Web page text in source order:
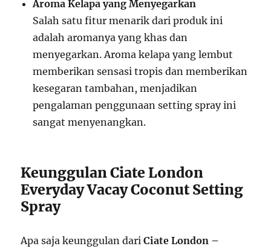
Aroma Kelapa yang Menyegarkan
Salah satu fitur menarik dari produk ini
adalah aromanya yang khas dan
menyegarkan. Aroma kelapa yang lembut
memberikan sensasi tropis dan memberikan
kesegaran tambahan, menjadikan
pengalaman penggunaan setting spray ini
sangat menyenangkan.
Keunggulan Ciate London
Everyday Vacay Coconut Setting
Spray
Apa saja keunggulan dariCiate London –